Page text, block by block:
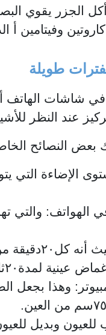
الجزر يقوي
وفيتامين
طويلة
شاشات الهاتف
عند النظر
بعض النصائح
الإضاءة التي
الهواتف: والتي
استخدام
وهذا
وبديل